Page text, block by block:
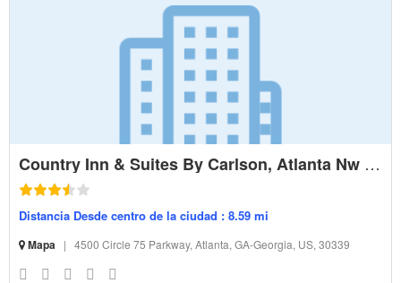
Country Inn & Suites By Carlson, Atlanta Nw At Suntrust Park
Distancia Desde centro de la ciudad : 8.59 mi
Mapa | 4500 Circle 75 Parkway, Atlanta, GA-Georgia, US, 30339